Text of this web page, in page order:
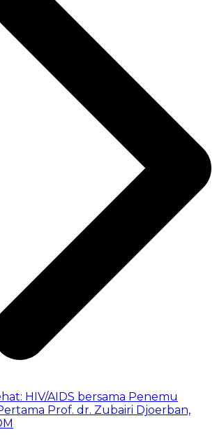
HIV/AIDS bersama Penemu
Prof. dr. Zubairi Djoerban,